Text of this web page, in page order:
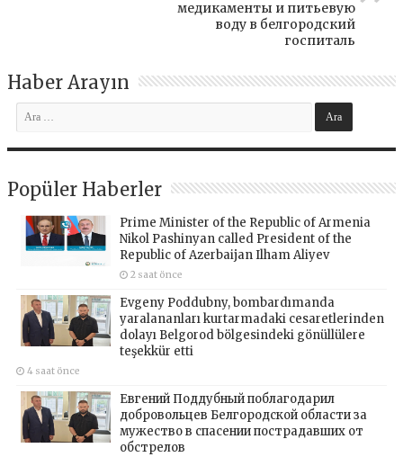
медикаменты и питьевую
воду в белгородский
госпиталь
Haber Arayın
Popüler Haberler
Prime Minister of the Republic of Armenia
Nikol Pashinyan called President of the
Republic of Azerbaijan Ilham Aliyev
2 saat önce
Evgeny Poddubny, bombardımanda
yaralananları kurtarmadaki cesaretlerinden
dolayı Belgorod bölgesindeki gönüllülere
teşekkür etti
4 saat önce
Евгений Поддубный поблагодарил
добровольцев Белгородской области за
мужество в спасении пострадавших от
обстрелов